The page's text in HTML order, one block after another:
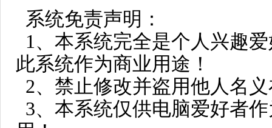
系统免责声明：
1、本系统完全是个人兴趣
此系统作为商业用途！
2、禁止修改并盗用他人名
3、本系统仅供电脑爱好者